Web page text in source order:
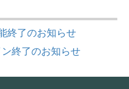
終了のお知らせ
ン終了のお知らせ